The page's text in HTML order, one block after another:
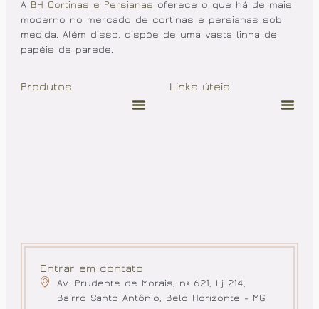
A BH Cortinas e Persianas oferece o que há de mais
moderno no mercado de cortinas e persianas sob
medida. Além disso, dispõe de uma vasta linha de
papéis de parede.
Produtos Links úteis
Entrar em contato
Av. Prudente de Morais, nº 621, Lj 214,
Bairro Santo Antônio, Belo Horizonte - MG